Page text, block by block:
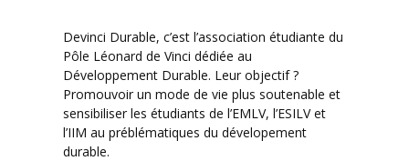
Devinci Durable, c’est l’association étudiante du
Pôle Léonard de Vinci dédiée au
Développement Durable. Leur objectif ?
Promouvoir un mode de vie plus soutenable et
sensibiliser les étudiants de l’EMLV, l’ESILV et
l’IIM au préblématiques du dévelopement
durable.